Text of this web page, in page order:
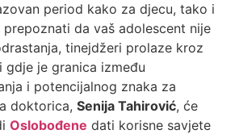
period kako za djecu, tako i
da vaš adolescent nije
tinejdžeri prolaze kroz
gdje je granica između
i potencijalnog znaka za
doktorica, Senija Tahirović, će
Oslobođene dati korisne savjete